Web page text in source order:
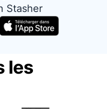
Stasher
les